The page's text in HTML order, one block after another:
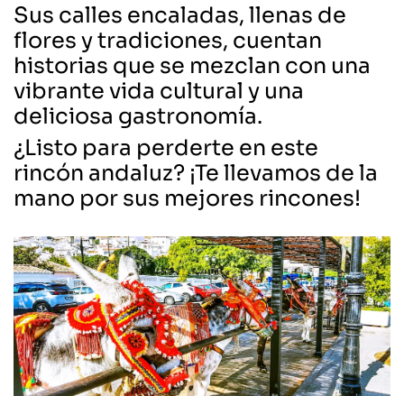
Sus calles encaladas, llenas de
flores y tradiciones, cuentan
historias que se mezclan con una
vibrante vida cultural y una
deliciosa gastronomía.
¿Listo para perderte en este
rincón andaluz? ¡Te llevamos de la
mano por sus mejores rincones!